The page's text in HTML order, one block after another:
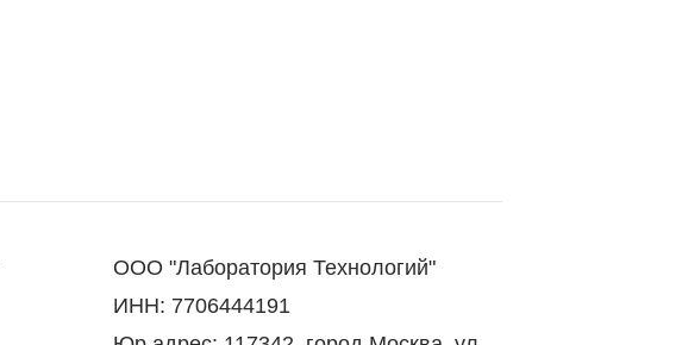
ООО "Лаборатория Технологий"
ИНН: 7706444191